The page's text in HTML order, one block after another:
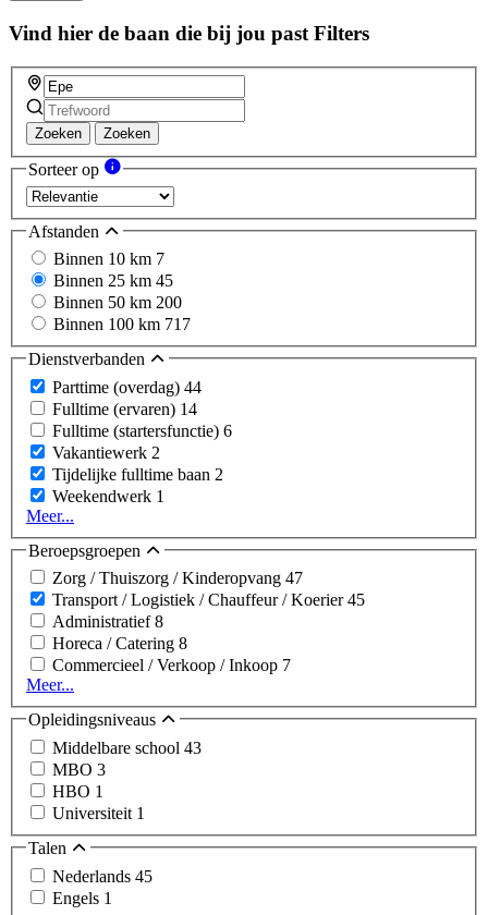
Vind hier de baan die bij jou past Filters
Zoeken Zoeken
Sorteer op
Afstanden
Binnen 10 km 7
Binnen 25 km 45
Binnen 50 km 200
Binnen 100 km 717
Dienstverbanden
Parttime (overdag) 44
Fulltime (ervaren) 14
Fulltime (startersfunctie) 6
Vakantiewerk 2
Tijdelijke fulltime baan 2
Weekendwerk 1
Meer...
Beroepsgroepen
Zorg / Thuiszorg / Kinderopvang 47
Transport / Logistiek / Chauffeur / Koerier45
Administratief8
Horeca / Catering 8
Commercieel / Verkoop / Inkoop 7
Meer...
Opleidingsniveaus
Middelbare school 43
MBO 3
HBO 1
Universiteit 1
Talen
Nederlands 45
Engels 1